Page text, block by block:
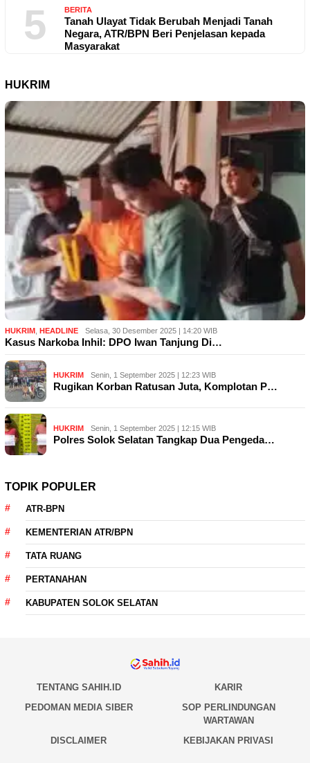
5 BERITA
Tanah Ulayat Tidak Berubah Menjadi Tanah
Negara, ATR/BPN Beri Penjelasan kepada
Masyarakat
HUKRIM
HUKRIM HEADLINE Selasa, 30 Desember 2025 | 14:20 WIB
Kasus Narkoba Inhil: DPO Iwan Tanjung Di…
HUKRIM Senin, 1 September 2025 | 12:23 WIB
Rugikan Korban Ratusan Juta, Komplotan P…
HUKRIM Senin, 1 September 2025 | 12:15 WIB
Polres Solok Selatan Tangkap Dua Pengeda…
TOPIK POPULER
ATR-BPN
KEMENTERIAN ATR/BPN
TATA RUANG
PERTANAHAN
KABUPATEN SOLOK SELATAN
TENTANG SAHIH.ID
KARIR
PEDOMAN MEDIA SIBER
SOP PERLINDUNGAN
WARTAWAN
DISCLAIMER
KEBIJAKAN PRIVASI